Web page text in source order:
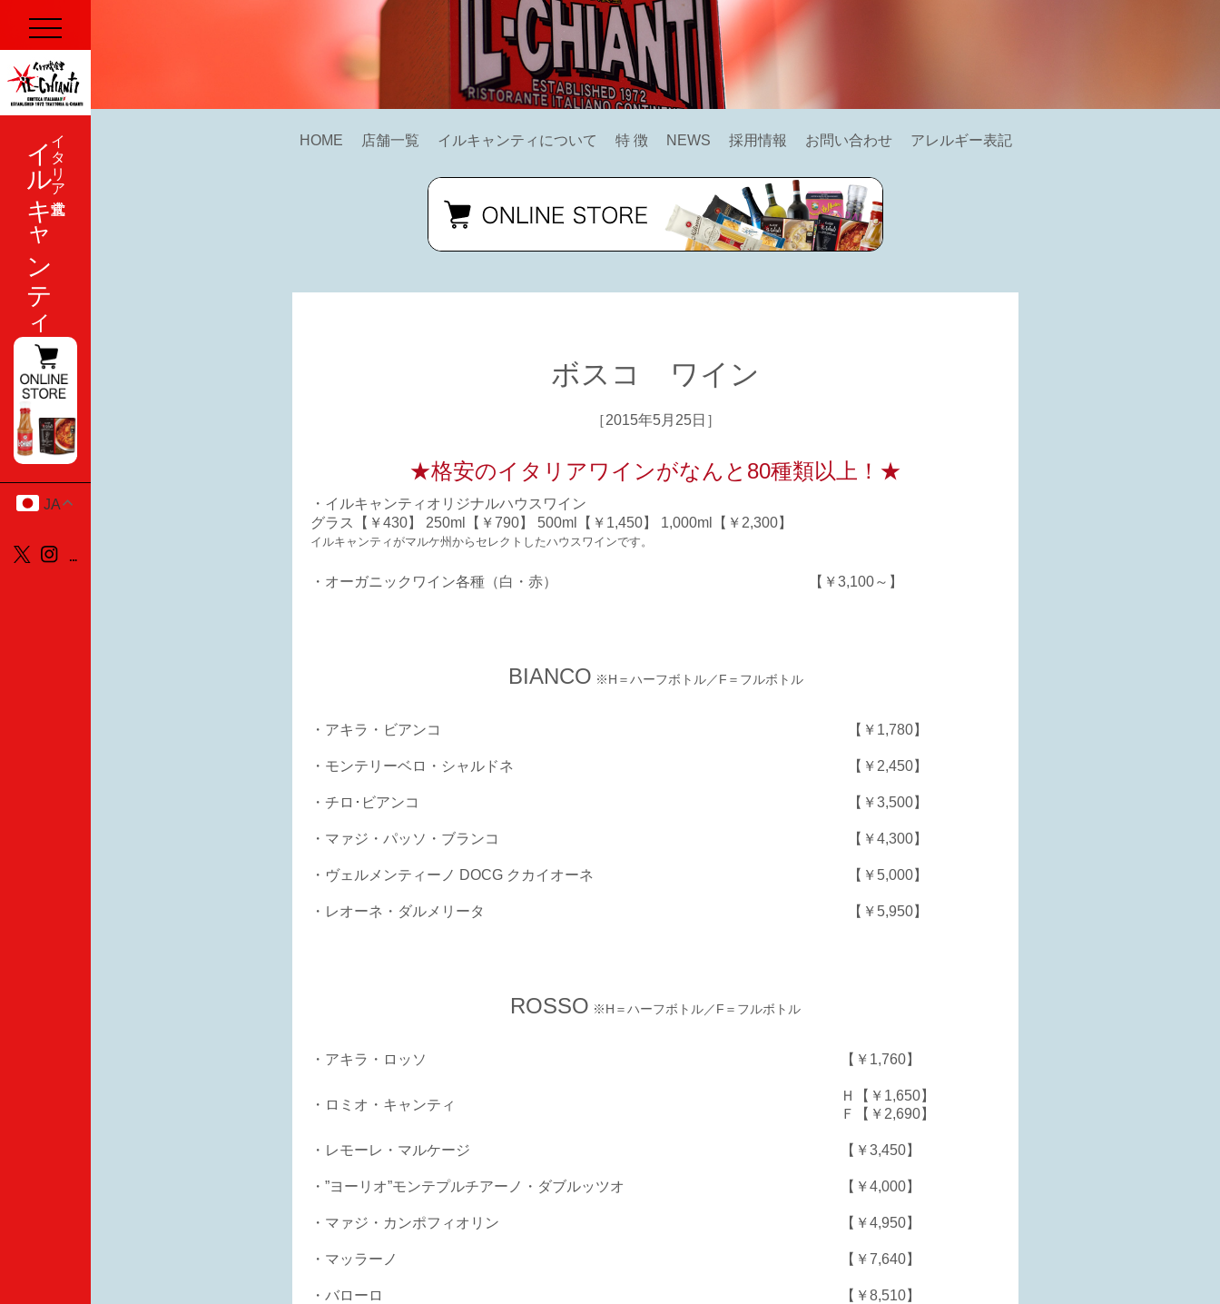
イタリア式食堂
イルキャンティ
JA
HOME 店舗一覧 イルキャンティについて 特 徴 NEWS 採用情報 お問い合わせ アレルギー表記
ボスコ ワイン
［2015年5月25日］
★格安のイタリアワインがなんと80種類以上！★
・イルキャンティオリジナルハウスワイン
グラス【￥430】 250ml【￥790】 500ml【￥1,450】 1,000ml【￥2,300】
イルキャンティがマルケ州からセレクトしたハウスワインです。
・オーガニックワイン各種（白・赤） 【￥3,100～】
BIANCO ※H＝ハーフボトル／F＝フルボトル
・アキラ・ビアンコ 【￥1,780】
・モンテリーベロ・シャルドネ 【￥2,450】
・チロ･ビアンコ 【￥3,500】
・マァジ・パッソ・ブランコ 【￥4,300】
・ヴェルメンティーノ DOCG クカイオーネ 【￥5,000】
・レオーネ・ダルメリータ 【￥5,950】
ROSSO ※H＝ハーフボトル／F＝フルボトル
・アキラ・ロッソ 【￥1,760】
・ロミオ・キャンティ
Ｈ【￥1,650】
Ｆ【￥2,690】
・レモーレ・マルケージ 【￥3,450】
・”ヨーリオ”モンテプルチアーノ・ダブルッツオ 【￥4,000】
・マァジ・カンポフィオリン 【￥4,950】
・マッラーノ 【￥7,640】
・バローロ 【￥8,510】